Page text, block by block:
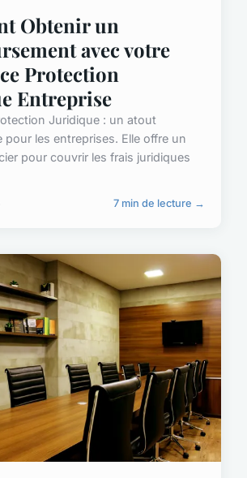
Obtenir un
avec votre
Protection
Entreprise
Juridique : un atout
pour les entreprises. Elle offre un
pour couvrir les frais juridiques
7 min de lecture →